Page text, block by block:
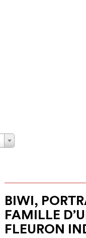
BIWI,
FAMILLE
FLEURON